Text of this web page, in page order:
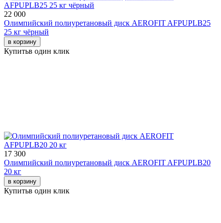
22 000
Олимпийский полиуретановый диск AEROFIT AFPUPLB25
25 кг чёрный
в корзину
Купитьв один клик
17 300
Олимпийский полиуретановый диск AEROFIT AFPUPLB20
20 кг
в корзину
Купитьв один клик